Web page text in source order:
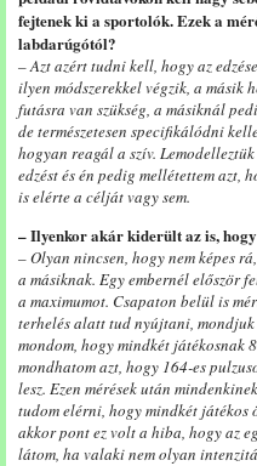
fejtenek ki a sportolók. Ezek a
labdarúgótól?
– Azt azért tudni kell, hogy az
ilyen módszerekkel végzik, a másik
futásra van szükség, a másiknál
de természetesen specifikálódni
hogyan reagál a szív.
edzést és én pedig mellétettem azt,
is elérte a célját vagy sem.
– Ilyenkor akár kiderült az is,
– Olyan nincsen, hogy nem képes
a másiknak. Egy embernél először
a maximumot. Csapaton belül is
terhelés alatt tud nyújtani, mondjuk
mondom, hogy mindkét játékosnak
mondhatom azt, hogy 164-es
lesz. Ezen mérések után
tudom elérni, hogy mindkét játékos
akkor pont ez volt a hiba, hogy az
látom, ha valaki nem olyan